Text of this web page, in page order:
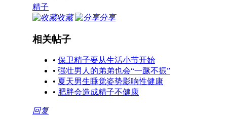
精子
收藏
分享
相关帖子
• 保卫精子要从生活小节开始
• 强壮男人的弟弟也会“一蹶不振”
• 夏天男生睡觉姿势影响性健康
• 肥胖会造成精子不健康
回复